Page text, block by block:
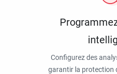
Configurez des
garantir la protection